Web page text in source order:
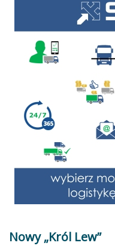
Nowy „Król Lew”